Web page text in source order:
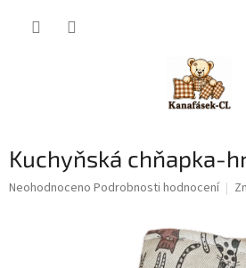
Kuchyňská chňapka-
Průměrné
Neohodnoceno Podrobnosti hodnocení